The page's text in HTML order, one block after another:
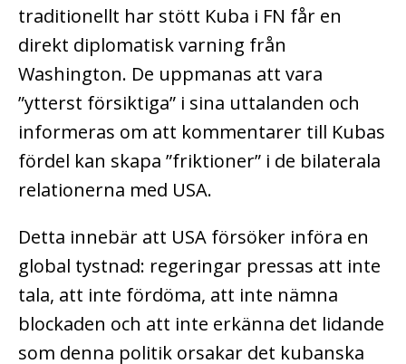
traditionellt har stött Kuba i FN får en
direkt diplomatisk varning från
Washington. De uppmanas att vara
”ytterst försiktiga” i sina uttalanden och
informeras om att kommentarer till Kubas
fördel kan skapa ”friktioner” i de bilaterala
relationerna med USA.
Detta innebär att USA försöker införa en
global tystnad: regeringar pressas att inte
tala, att inte fördöma, att inte nämna
blockaden och att inte erkänna det lidande
som denna politik orsakar det kubanska